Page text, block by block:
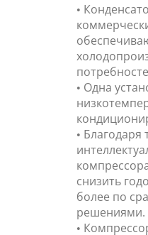
•
• Одна
• Благодаря
снизить
более по
решениями.
•